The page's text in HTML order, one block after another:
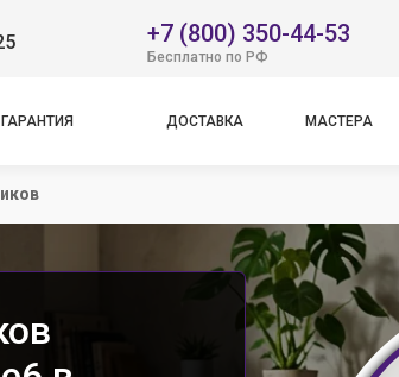
+7 (800) 350-44-53
Бесплатно по РФ
ГАРАНТИЯ ДОСТАВКА МАСТЕРА